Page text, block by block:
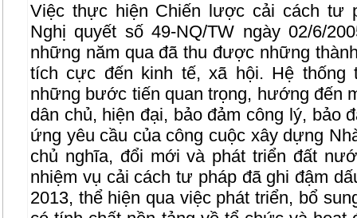
Việc thực hiện Chiến lược cải cách tư
Nghị quyết số 49-NQ/TW ngày 02/6/
những năm qua đã thu được những
tích cực đến kinh tế, xã hội. Hệ thống
những bước tiến quan trọng, hướng đến
dân chủ, hiện đại, bảo đảm công lý, bảo
ứng yêu cầu của công cuộc xây dựng
chủ nghĩa, đổi mới và phát triển đất
nhiệm vụ cải cách tư pháp đã ghi đậm
2013, thể hiện qua việc phát triển, bổ